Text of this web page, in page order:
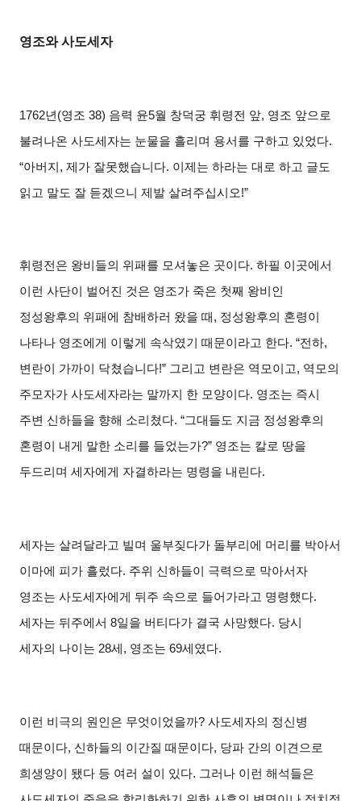
영조와 사도세자
1762년(영조 38) 음력 윤5월 창덕궁 휘령전 앞, 영조 앞으로
불려나온 사도세자는 눈물을 흘리며 용서를 구하고 있었다.
“아버지,제가 잘못했습니다. 이제는 하라는 대로 하고 글도
읽고 말도 잘 듣겠으니 제발 살려주십시오!”
휘령전은 왕비들의 위패를 모셔놓은 곳이다.하필 이곳에서
이런 사단이 벌어진 것은 영조가 죽은 첫째 왕비인
정성왕후의 위패에 참배하러 왔을 때 , 정성왕후의 혼령이
나타나 영조에게 이렇게 속삭였기 때문이라고 한다. “전하,
변란이 가까이 닥쳤습니다!” 그리고 변란은 역모이고, 역모의
주모자가 사도세자라는 말까지 한 모양이다. 영조는 즉시
주변 신하들을 향해 소리쳤다. “그대들도 지금 정성왕후의
혼령이 내게 말한 소리를 들었는가?” 영조는 칼로 땅을
두드리며 세자에게 자결하라는 명령을 내린다.
세자는 살려달라고 빌며 울부짖다가 돌부리에 머리를 박아서
이마에 피가 흘렀다. 주위 신하들이 극력으로 막아서자
영조는 사도세자에게 뒤주 속으로 들어가라고 명령했다.
세자는 뒤주에서 8일을 버티다가 결국 사망했다. 당시
세자의 나이는 28세 , 영조는 69세였다.
이런 비극의 원인은 무엇이었을까?사도세자의 정신병
때문이다, 신하들의 이간질 때문이다, 당파 간의 이견으로
희생양이 됐다 등 여러 설이 있다. 그러나 이런 해석들은